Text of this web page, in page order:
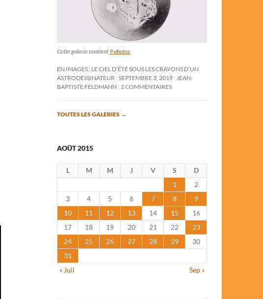
Cette galerie contient 9 photos
EN IMAGES : LE CIEL D’ÉTÉ SOUS LES CRAYONS D’UN
ASTRODESSINATEUR SEPTEMBRE 3, 2019
JEAN-
BAPTISTE FELDMANN
2 COMMENTAIRES
TOUTES LES GALERIES →
AOÛT 2015
L M M J V S
D
1
2
3
4 5 6 7 8
9
10
11 12 13 14 15
16
17
18 19 20 21 22
23
24
25 26 27 28 29
30
31
« Juil
Sep »